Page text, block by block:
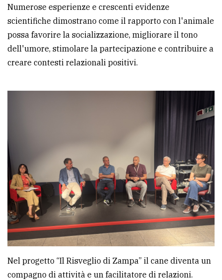
Numerose esperienze e crescenti evidenze
scientifiche dimostrano come il rapporto con l'animale
possa favorire la socializzazione, migliorare il tono
dell'umore, stimolare la partecipazione e contribuire a
creare contesti relazionali positivi.
Nel progetto “Il Risveglio di Zampa” il cane diventa un
compagno di attività e un facilitatore di relazioni.